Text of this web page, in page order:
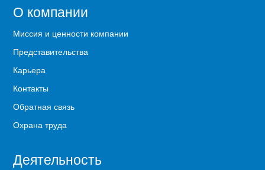
О компании
Миссия и ценности компании
Представительства
Карьера
Контакты
Обратная связь
Охрана труда
Деятельность